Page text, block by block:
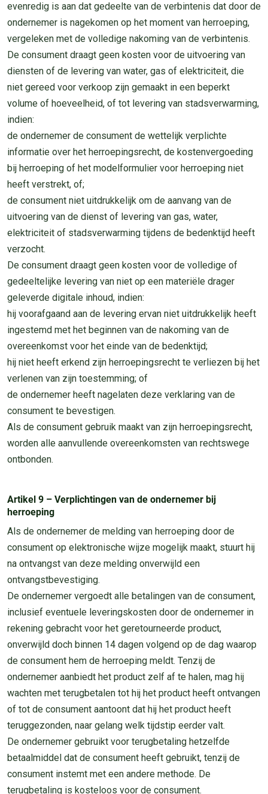
evenredig is aan dat gedeelte van de verbintenis dat door de
ondernemer is nagekomen op het moment van herroeping,
vergeleken met de volledige nakoming van de verbintenis.
De consument draagt geen kosten voor de uitvoering van
diensten of de levering van water, gas of elektriciteit, die
niet gereed voor verkoop zijn gemaakt in een beperkt
volume of hoeveelheid, of tot levering van stadsverwarming,
indien:
de ondernemer de consument de wettelijk verplichte
informatie over het herroepingsrecht, de kostenvergoeding
bij herroeping of het modelformulier voor herroeping niet
heeft verstrekt, of;
de consument niet uitdrukkelijk om de aanvang van de
uitvoering van de dienst of levering van gas, water,
elektriciteit of stadsverwarming tijdens de bedenktijd heeft
verzocht.
De consument draagt geen kosten voor de volledige of
gedeeltelijke levering van niet op een materiële drager
geleverde digitale inhoud, indien:
hij voorafgaand aan de levering ervan niet uitdrukkelijk heeft
ingestemd met het beginnen van de nakoming van de
overeenkomst voor het einde van de bedenktijd;
hij niet heeft erkend zijn herroepingsrecht te verliezen bij het
verlenen van zijn toestemming; of
de ondernemer heeft nagelaten deze verklaring van de
consument te bevestigen.
Als de consument gebruik maakt van zijn herroepingsrecht,
worden alle aanvullende overeenkomsten van rechtswege
ontbonden.
Artikel 9 – Verplichtingen van de ondernemer bij
herroeping
Als de ondernemer de melding van herroeping door de
consument op elektronische wijze mogelijk maakt, stuurt hij
na ontvangst van deze melding onverwijld een
ontvangstbevestiging.
De ondernemer vergoedt alle betalingen van de consument,
inclusief eventuele leveringskosten door de ondernemer in
rekening gebracht voor het geretourneerde product,
onverwijld doch binnen 14 dagen volgend op de dag waarop
de consument hem de herroeping meldt. Tenzij de
ondernemer aanbiedt het product zelf af te halen, mag hij
wachten met terugbetalen tot hij het product heeft ontvangen
of tot de consument aantoont dat hij het product heeft
teruggezonden, naar gelang welk tijdstip eerder valt.
De ondernemer gebruikt voor terugbetaling hetzelfde
betaalmiddel dat de consument heeft gebruikt, tenzij de
consument instemt met een andere methode. De
terugbetaling is kosteloos voor de consument.